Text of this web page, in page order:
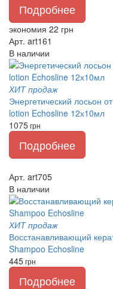
Подробнее
экономия 22 грн
Арт. art161
В наличии
ХИТ продаж
Энергетический лосьон
lotion Echosline 12х10мл
1075грн
Подробнее
Арт. art705
В наличии
ХИТ продаж
Восстанавливающий
Shampoo Echosline
445грн
Подробнее